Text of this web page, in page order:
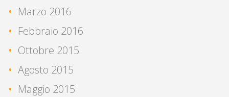
Marzo 2016
Febbraio 2016
Ottobre 2015
Agosto 2015
Maggio 2015